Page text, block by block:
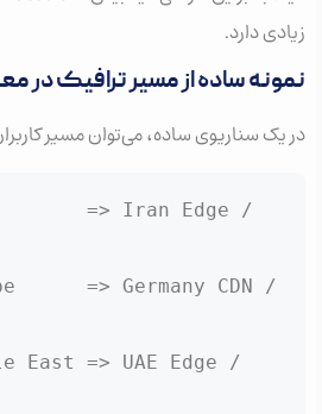
زیادی دارد.
نمونه ساده از مسیر ترافیک در
در یک سناریوی ساده، می‌توان مسیر
=> Iran Edge /
=> Germany CDN /
East => UAE Edge /